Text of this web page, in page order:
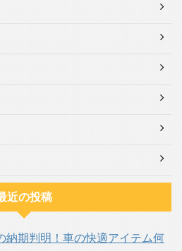
近の投稿
納期判明！車の快適アイテム何